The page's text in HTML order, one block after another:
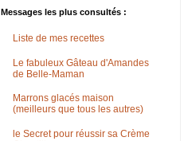
Messages les plus consultés :
Liste de mes recettes
Le fabuleux Gâteau d'Amandes
de Belle-Maman
Marrons glacés maison
(meilleurs que tous les autres)
le Secret pour réussir sa Crème